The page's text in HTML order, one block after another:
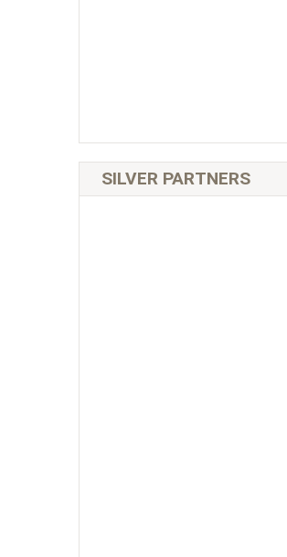
SILVER PARTNERS